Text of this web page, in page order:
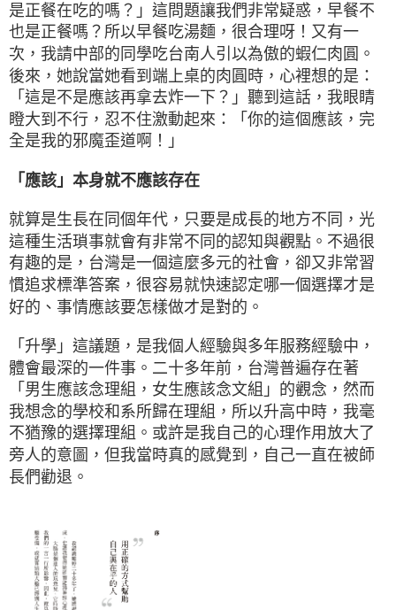
是正餐在吃的嗎？」這問題讓我們非常疑惑，早餐不
也是正餐嗎？所以早餐吃湯麵，很合理呀！又有一
次，我請中部的同學吃台南人引以為傲的蝦仁肉圓。
後來，她說當她看到端上桌的肉圓時，心裡想的是：
「這是不是應該再拿去炸一下？」聽到這話，我眼睛
瞪大到不行，忍不住激動起來：「你的這個應該，完
全是我的邪魔歪道啊！」
「應該」本身就不應該存在
就算是生長在同個年代，只要是成長的地方不同，光
這種生活瑣事就會有非常不同的認知與觀點。不過很
有趣的是，台灣是一個這麼多元的社會，卻又非常習
慣追求標準答案，很容易就快速認定哪一個選擇才是
好的、事情應該要怎樣做才是對的。
「升學」這議題，是我個人經驗與多年服務經驗中，
體會最深的一件事。二十多年前，台灣普遍存在著
「男生應該念理組，女生應該念文組」的觀念，然而
我想念的學校和系所歸在理組，所以升高中時，我毫
不猶豫的選擇理組。或許是我自己的心理作用放大了
旁人的意圖，但我當時真的感覺到，自己一直在被師
長們勸退。